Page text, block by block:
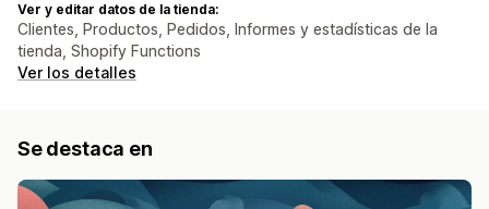
Ver y editar datos de la tienda:
Clientes, Productos, Pedidos, Informes y estadísticas de la
tienda, Shopify Functions
Ver los detalles
Se destaca en